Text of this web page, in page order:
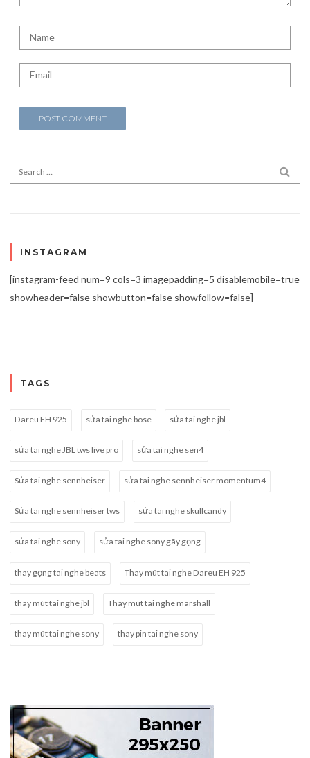
Search for:
INSTAGRAM
[instagram-feed num=9 cols=3 imagepadding=5 disablemobile=true
showheader=false showbutton=false showfollow=false]
TAGS
Dareu EH 925 sửa tai nghe bose sửa tai nghe jbl
sửa tai nghe JBL tws live pro sửa tai nghe sen4
Sửa tai nghe sennheiser sửa tai nghe sennheiser momentum4
Sửa tai nghe sennheiser tws sửa tai nghe skullcandy
sửa tai nghe sony sửa tai nghe sony gãy gọng
thay gọng tai nghe beats Thay mút tai nghe Dareu EH 925
thay mút tai nghe jbl Thay mút tai nghe marshall
thay mút tai nghe sony thay pin tai nghe sony